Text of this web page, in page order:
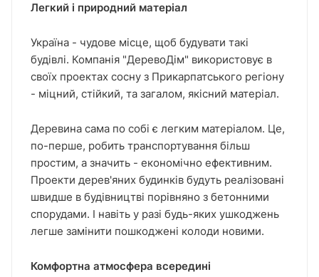
Легкий і природний матеріал
Україна - чудове місце, щоб будувати такі
будівлі. Компанія "ДеревоДім" використовує в
своїх проектах сосну з Прикарпатського регіону
- міцний, стійкий, та загалом, якісний матеріал.
Деревина сама по собі є легким матеріалом. Це,
по-перше, робить транспортування більш
простим, а значить - економічно ефективним.
Проекти дерев'яних будинків будуть реалізовані
швидше в будівництві порівняно з бетонними
спорудами. І навіть у разі будь-яких ушкоджень
легше замінити пошкоджені колоди новими.
Комфортна атмосфера всередині